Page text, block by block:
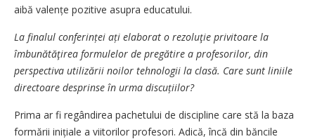
aibă valențe pozitive asupra educatului.
La finalul conferinței ați elaborat o rezoluţie privitoare la
îmbunătăţirea formulelor de pregătire a profesorilor, din
perspectiva utilizării noilor tehnologii la clasă. Care sunt liniile
directoare desprinse în urma discuțiilor?
Prima ar fi regândirea pachetului de discipline care stă la baza
formării inițiale a viitorilor profesori. Adică, încă din băncile